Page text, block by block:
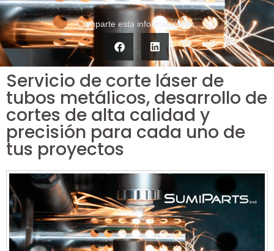
Comparte esta información en:
Servicio de corte láser de
tubos metálicos, desarrollo de
cortes de alta calidad y
precisión para cada uno de
tus proyectos